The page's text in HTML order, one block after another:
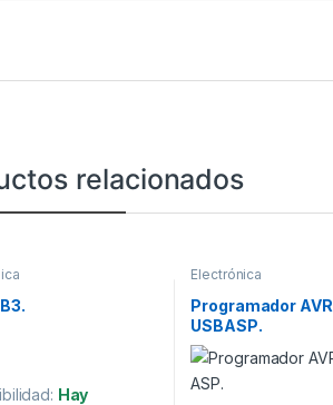
relacionados
Hay
Electrónica
Programador AVR
USBASP.